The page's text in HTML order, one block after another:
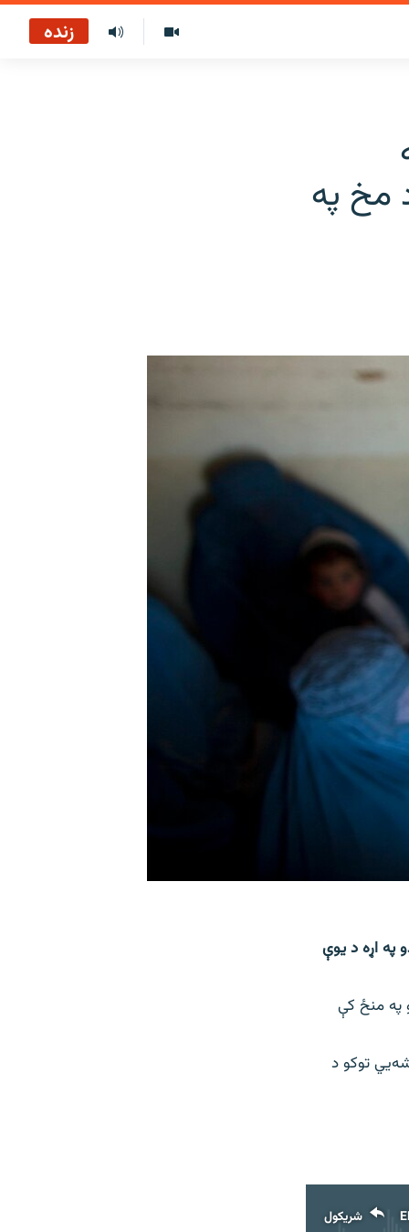
زنده
مخ په
په اړه د یوې
په منځ کې
توکو د
شریکول